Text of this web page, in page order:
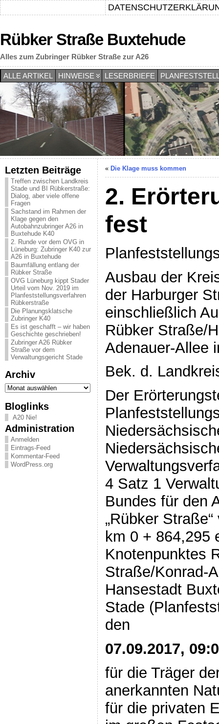
Rübker Straße Buxtehude
Alles zum Zubringer Rübker Straße zur A26
ALLE ARTIKEL HINWEISE LESERBRIEFE
Letzten Beiträge
Treffen zwischen Landkreis
Stade und BI Rübkerstraße:
Dialog, aber viele offene
Fragen
Sachstand im Rahmen der
Klage gegen den
Autobahnzubringer A26 in
Buxtehude K40
2. Runde vor dem OVG in
Lüneburg: Zubringer K40 zur
A26 in Buxtehude
Baumfällung entlang der
Rübker Straße
OVG Lüneburg kippt Stader
Urteil vom Nov. 2019 im
Planfeststellungsverfahren
Rübkerstraße
Die Planungsklatsche
Zubringer K40
Es ist geschafft – wir haben
Geschichte geschrieben!
Zubringer A26 Rübker
Straße vor dem
Verwaltungsgericht Stade
Archiv
Archiv
Bloglinks
A20 Nie!
Administration
Anmelden
Eintrags-Feed
Kommentar-Feed
WordPress.org
« Die Klage muss kommen
2.
fest
Ausbau der
der Harburger
einschließlich
Rübker Straße/
Adenauer-Allee
Bek. d.
Der
4 Satz 1
Bundes für den
„Rübker
km 0 + 864,295
Knotenpunktes
Straße/Konrad-
Hansestadt
Stade
den
07.09.2017,
für die Träger
anerkannten
für die privaten